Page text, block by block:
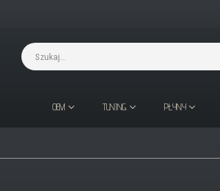
OEM TUNING PŁYNY